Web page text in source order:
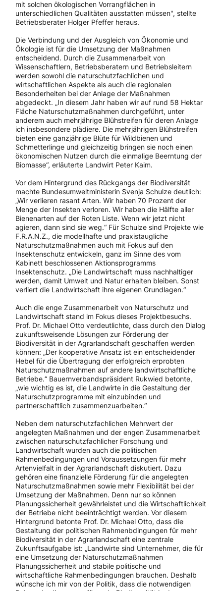
mit solchen ökologischen Vorrangflächen in
unterschiedlichen Qualitäten ausstatten müssen", stellte
Betriebsberater Holger Pfeffer heraus.
Die Verbindung und der Ausgleich von Ökonomie und
Ökologie ist für die Umsetzung der Maßnahmen
entscheidend. Durch die Zusammenarbeit von
Wissenschaftlern, Betriebsberatern und Betriebsleitern
werden sowohl die naturschutzfachlichen und
wirtschaftlichen Aspekte als auch die regionalen
Besonderheiten bei der Anlage der Maßnahmen
abgedeckt. „In diesem Jahr haben wir auf rund 58 Hektar
Fläche Naturschutzmaßnahmen durchgeführt, unter
anderem auch mehrjährige Blühstreifen für deren Anlage
ich insbesondere plädiere. Die mehrjährigen Blühstreifen
bieten eine ganzjährige Blüte für Wildbienen und
Schmetterlinge und gleichzeitig bringen sie noch einen
ökonomischen Nutzen durch die einmalige Beerntung der
Biomasse“, erläuterte Landwirt Peter Kaim.
Vor dem Hintergrund des Rückgangs der Biodiversität
machte Bundesumweltministerin Svenja Schulze deutlich:
„Wir verlieren rasant Arten. Wir haben 70 Prozent der
Menge der Insekten verloren. Wir haben die Hälfte aller
Bienenarten auf der Roten Liste. Wenn wir jetzt nicht
agieren, dann sind sie weg.“ Für Schulze sind Projekte wie
F.R.A.N.Z., die modellhafte und praxistaugliche
Naturschutzmaßnahmen auch mit Fokus auf den
Insektenschutz entwickeln, ganz im Sinne des vom
Kabinett beschlossenen Aktionsprogramms
Insektenschutz. „Die Landwirtschaft muss nachhaltiger
werden, damit Umwelt und Natur erhalten bleiben. Sonst
verliert die Landwirtschaft ihre eigenen Grundlagen.“
Auch die enge Zusammenarbeit von Naturschutz und
Landwirtschaft stand im Fokus dieses Projektbesuchs.
Prof. Dr. Michael Otto verdeutlichte, dass durch den Dialog
zukunftsweisende Lösungen zur Förderung der
Biodiversität in der Agrarlandschaft geschaffen werden
können: „Der kooperative Ansatz ist ein entscheidender
Hebel für die Übertragung der erfolgreich erprobten
Naturschutzmaßnahmen auf andere landwirtschaftliche
Betriebe.“ Bauernverbandspräsident Rukwied betonte,
„wie wichtig es ist, die Landwirte in die Gestaltung der
Naturschutzprogramme mit einzubinden und
partnerschaftlich zusammenzuarbeiten.“
Neben dem naturschutzfachlichen Mehrwert der
angelegten Maßnahmen und der engen Zusammenarbeit
zwischen naturschutzfachlicher Forschung und
Landwirtschaft wurden auch die politischen
Rahmenbedingungen und Voraussetzungen für mehr
Artenvielfalt in der Agrarlandschaft diskutiert. Dazu
gehören eine finanzielle Förderung für die angelegten
Naturschutzmaßnahmen sowie mehr Flexibilität bei der
Umsetzung der Maßnahmen. Denn nur so können
Planungssicherheit gewährleistet und die Wirtschaftlichkeit
der Betriebe nicht beeinträchtigt werden. Vor diesem
Hintergrund betonte Prof. Dr. Michael Otto, dass die
Gestaltung der politischen Rahmenbdingungen für mehr
Biodiversität in der Agrarlandschaft eine zentrale
Zukunftsaufgabe ist: „Landwirte sind Unternehmer, die für
eine Umsetzung der Naturschutzmaßnahmen
Planungssicherheit und stabile politische und
wirtschaftliche Rahmenbedingungen brauchen. Deshalb
wünsche ich mir von der Politik, dass die notwendigen